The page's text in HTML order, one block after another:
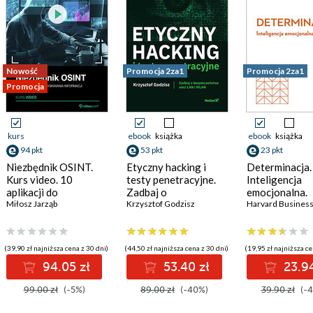
native vlan z jednej strony jako vlan 1, a z drugiej jako
są przechowywanie w tablicy? [52]
[59]
Nowość
Promocja
kurs
94 pkt
Niezbędnik OSINT.
Kurs video. 10
aplikacji do
pozyskiwania
Miłosz Jarząb
(39,90 zł najniższa cena z 30 dni)
94.05 zł
99.00 zł (-5%)
Promocja 2za1
ebook książka
53 pkt
Etyczny hacking i
testy penetracyjne.
Zadbaj o
bezpieczeństwo sieci
Krzysztof Godzisz
(44,50 zł najniższa cena z 30 dni)
53.40 zł
89.00 zł (-40%)
Promocja 2za1
ebook książka
23 pkt
Determinacja.
Inteligencja
emocjonalna.
Harvard
Harvard
(19,95 zł najniższa
39.90 zł (-